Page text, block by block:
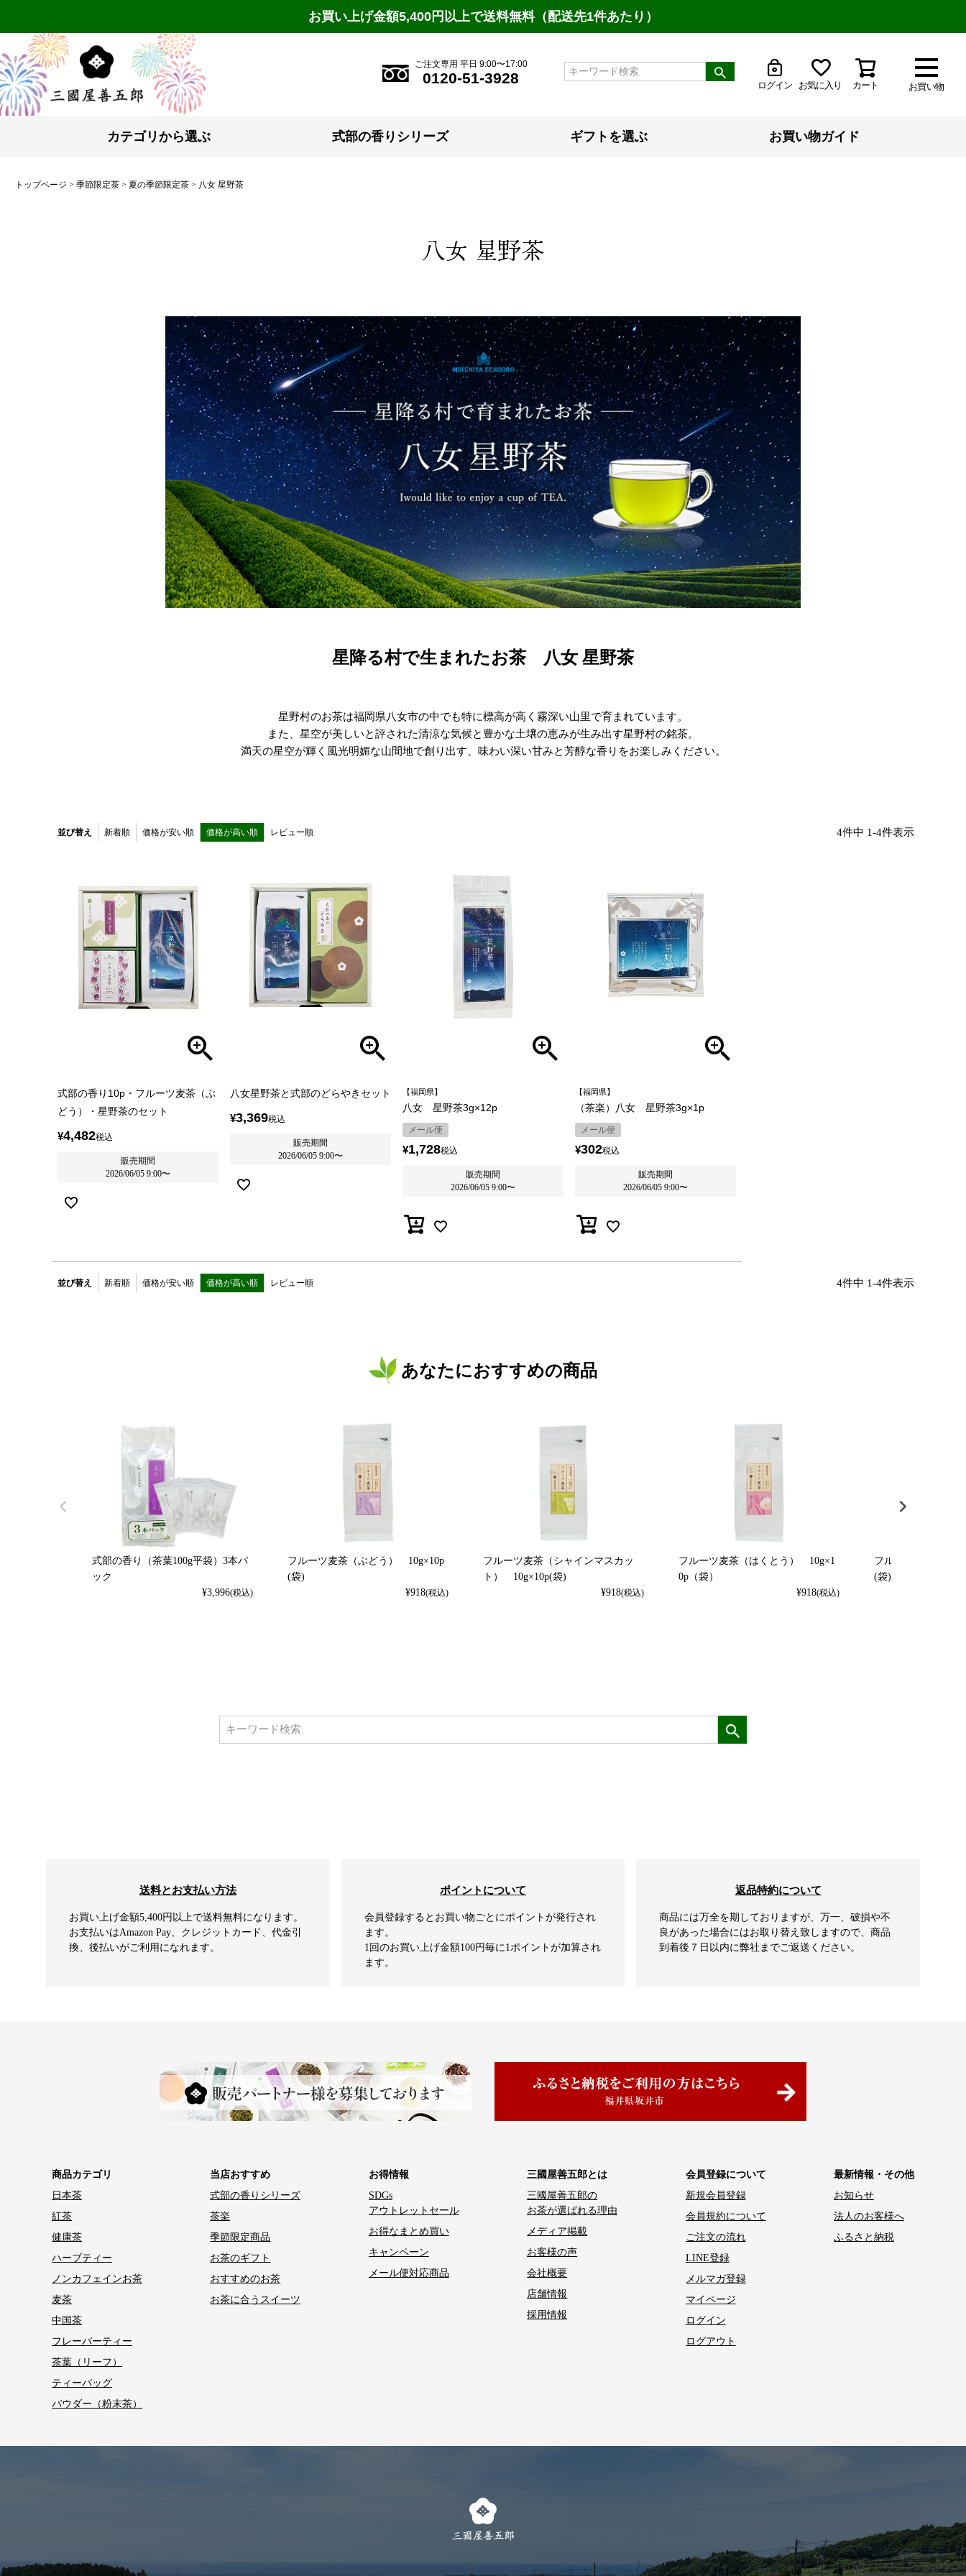
お買い上げ金額5,400円以上で送料無料（配送先1件あたり）
お買い物
ご注文専用 平日 9:00〜17:00
0120-51-3928 ログイン お気に入り カート
カテゴリから選ぶ 式部の香りシリーズ ギフトを選ぶ お買い物ガイド
トップページ 季節限定茶 夏の季節限定茶 八女 星野茶
八女 星野茶
星降る村で生まれたお茶 八女 星野茶
星野村のお茶は福岡県八女市の中でも特に標高が高く霧深い山里で育まれています。
また、星空が美しいと評された清涼な気候と 豊かな土壌の恵みが生み出す星野村の銘茶。
満天の星空が輝く風光明媚な山間地で創り出す、 味わい深い甘みと芳醇な香りをお楽しみください。
並び替え 新着順 価格が安い順 価格が高い順 レビュー順 4件中 1-4件表示
式部の香り10p・フルーツ麦茶（ぶ
どう）・星野茶のセット
¥4,482税込
販売期間
2026/06/05 9:00〜
八女星野茶と式部のどらやきセット
¥3,369税込
販売期間
2026/06/05 9:00〜
【福岡県】
八女 星野茶3g×12p
メール便
¥1,728税込
販売期間
2026/06/05 9:00〜
【福岡県】
（茶楽）八女 星野茶3g×1p
メール便
¥302税込
販売期間
2026/06/05 9:00〜
並び替え 新着順 価格が安い順 価格が高い順 レビュー順 4件中 1-4件表示
あなたにおすすめの商品
式部の香り（茶葉100g平袋）3本パ
ック
¥3,996(税込)
フルーツ麦茶（ぶどう） 10g×10p
(袋)
¥918(税込)
フルーツ麦茶（シャインマスカッ
ト） 10g×10p(袋)
¥918(税込)
フルーツ麦茶（はくとう） 10g×1
0p（袋）
¥918(税込)
フルーツ麦茶（れ
(袋)
送料とお支払い方法
お買い上げ金額5,400円以上で送料無料になります。
お支払いはAmazon Pay、クレジットカード、代金引
換、後払いがご利用になれます。
ポイントについて
会員登録するとお買い物ごとにポイントが発行され
ます。
1回のお買い上げ金額100円毎に1ポイントが加算され
ます。
返品特約について
商品には万全を期しておりますが、万一、破損や不
良があった場合にはお取り替え致しますので、商品
到着後７日以内に弊社までご返送ください。
商品カテゴリ
日本茶
紅茶
健康茶
ハーブティー
ノンカフェインお茶
麦茶
中国茶
フレーバーティー
茶葉（リーフ）
ティーバッグ
パウダー（粉末茶）
当店おすすめ
式部の香りシリーズ
茶楽
季節限定商品
お茶のギフト
おすすめのお茶
お茶に合うスイーツ
お得情報
SDGs
アウトレットセール
お得なまとめ買い
キャンペーン
メール便対応商品
三國屋善五郎とは
三國屋善五郎の
お茶が選ばれる理由
メディア掲載
お客様の声
会社概要
店舗情報
採用情報
会員登録について
新規会員登録
会員規約について
ご注文の流れ
LINE登録
メルマガ登録
マイページ
ログイン
ログアウト
最新情報・その他
お知らせ
法人のお客様へ
ふるさと納税